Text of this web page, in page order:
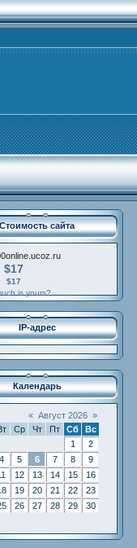
Стоимость сайта
$17
$17
is yours?
IP-адрес
Календарь
« Август 2026 »
Ср Чт Пт Сб
Вс
1
2
4 5 6 7 8
9
12 13 14 15
16
19 20 21 22
23
26 27 28 29
30